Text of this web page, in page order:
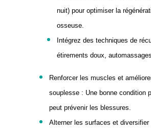
nuit) pour optimiser la
osseuse.
Intégrez des techniques de
étirements doux, automassages.
Renforcer les muscles et
souplesse : Une bonne condition
peut prévenir les blessures.
Alterner les surfaces et diversifier